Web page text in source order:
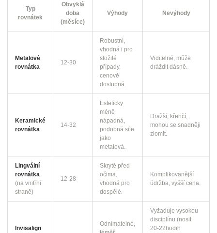
Typ
rovnátek
Obvyklá
doba
(měsíce)
Výhody Nevýhody
Metalové
rovnátka
12-30
Robustní,
vhodná i pro
složité
případy,
cenově
dostupná.
Viditelné, může
dráždit dásně.
Keramické
rovnátka
14-32
Esteticky
méně
nápadná,
podobná síle
jako
metalová.
Dražší, křehčí,
mohou se snadněji
zlomit.
Lingvální
rovnátka
(na vnitřní
straně)
12-28
Skryté před
očima,
vhodná pro
dospělé.
Komplikovanější
údržba, vyšší cena.
Invisalign
Odnímatelné,
Vyžaduje vysokou
disciplínu (nosit
20‑22hodin